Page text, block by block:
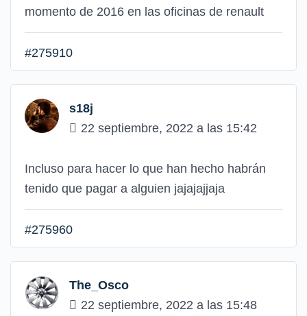
momento de 2016 en las oficinas de renault
#275910
s18j
22 septiembre, 2022 a las 15:42
Incluso para hacer lo que han hecho habrán
tenido que pagar a alguien jajajajjaja
#275960
The_Osco
22 septiembre, 2022 a las 15:48